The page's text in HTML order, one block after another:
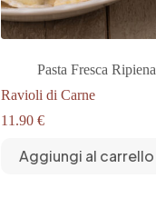
Pasta Fresca Ripiena
Ravioli di Carne
11.90 €
Aggiungi al carrello